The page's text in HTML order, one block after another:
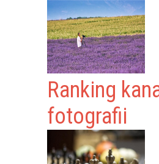
Ranking
fotografii